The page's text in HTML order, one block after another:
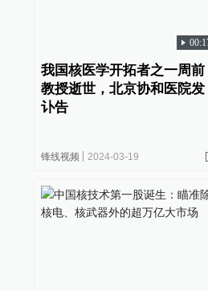
我国核医学开拓者之一周前
教授逝世，北京协和医院发
讣告
锋线视频 2024-03-19